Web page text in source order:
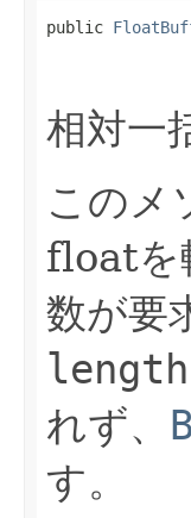
public
相対一
このメ
floatを
数が要
length
れず、
す。